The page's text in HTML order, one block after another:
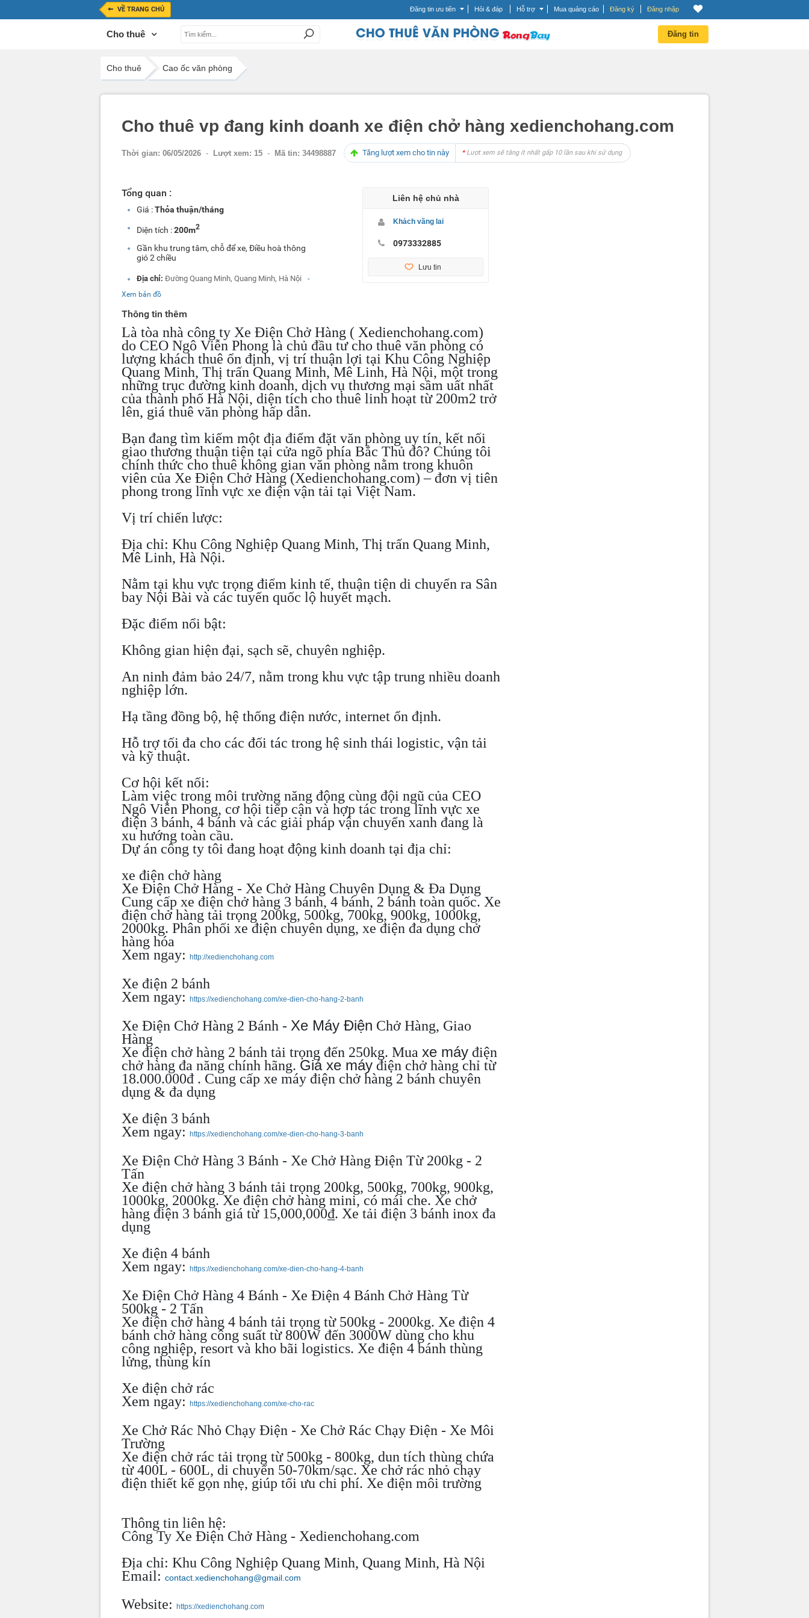
VỀ TRANG CHỦ Đăng tin ưu tiên Hỏi & đáp Hỗ trợ Mua quảng cáo Đăng ký Đăng nhập
Cho thuê Đăng tin
Cho thuê Cao ốc văn phòng
Cho thuê vp đang kinh doanh xe điện chở hàng xedienchohang.com
Thời gian: 06/05/2026 - Lượt xem: 15 - Mã tin: 34498887 Tăng lượt xem cho tin này *Lượt xem sẽ tăng ít nhất gấp 10 lần sau khi sử dụng
Tổng quan :
Giá :Thỏa thuận/tháng
Diện tích :200m2
Gần khu trung tâm, chỗ để xe, Điều hoà thông
gió 2 chiều
Địa chỉ: Đường Quang Minh, Quang Minh, Hà Nội
-
Xem bản đồ
Liên hệ chủ nhà
Khách vãng lai
0973332885
Lưu tin
Thông tin thêm
Là tòa nhà công ty Xe Điện Chở Hàng ( Xedienchohang.com)
do CEO Ngô Viễn Phong là chủ đầu tư cho thuê văn phòng có
lượng khách thuê ổn định, vị trí thuận lợi tại Khu Công Nghiệp
Quang Minh, Thị trấn Quang Minh, Mê Linh, Hà Nội, một trong
những trục đường kinh doanh, dịch vụ thương mại sầm uất nhất
của thành phố Hà Nội, diện tích cho thuê linh hoạt từ 200m2 trở
lên, giá thuê văn phòng hấp dẫn.
Bạn đang tìm kiếm một địa điểm đặt văn phòng uy tín, kết nối
giao thương thuận tiện tại cửa ngõ phía Bắc Thủ đô? Chúng tôi
chính thức cho thuê không gian văn phòng nằm trong khuôn
viên của Xe Điện Chở Hàng (Xedienchohang.com) – đơn vị tiên
phong trong lĩnh vực xe điện vận tải tại Việt Nam.
Vị trí chiến lược:
Địa chỉ: Khu Công Nghiệp Quang Minh, Thị trấn Quang Minh,
Mê Linh, Hà Nội.
Nằm tại khu vực trọng điểm kinh tế, thuận tiện di chuyển ra Sân
bay Nội Bài và các tuyến quốc lộ huyết mạch.
Đặc điểm nổi bật:
Không gian hiện đại, sạch sẽ, chuyên nghiệp.
An ninh đảm bảo 24/7, nằm trong khu vực tập trung nhiều doanh
nghiệp lớn.
Hạ tầng đồng bộ, hệ thống điện nước, internet ổn định.
Hỗ trợ tối đa cho các đối tác trong hệ sinh thái logistic, vận tải
và kỹ thuật.
Cơ hội kết nối:
Làm việc trong môi trường năng động cùng đội ngũ của CEO
Ngô Viễn Phong, cơ hội tiếp cận và hợp tác trong lĩnh vực xe
điện 3 bánh, 4 bánh và các giải pháp vận chuyển xanh đang là
xu hướng toàn cầu.
Dự án công ty tôi đang hoạt động kinh doanh tại địa chỉ:
xe điện chở hàng
Xe Điện Chở Hàng - Xe Chở Hàng Chuyên Dụng & Đa Dụng
Cung cấp xe điện chở hàng 3 bánh, 4 bánh, 2 bánh toàn quốc. Xe
điện chở hàng tải trọng 200kg, 500kg, 700kg, 900kg, 1000kg,
2000kg. Phân phối xe điện chuyên dụng, xe điện đa dụng chở
hàng hóa
Xem ngay: http://xedienchohang.com
Xe điện 2 bánh
Xem ngay: https://xedienchohang.com/xe-dien-cho-hang-2-banh
Xe Điện Chở Hàng 2 Bánh - Xe Máy Điện Chở Hàng, Giao
Hàng
Xe điện chở hàng 2 bánh tải trọng đến 250kg. Mua xe máy điện
chở hàng đa năng chính hãng. Giá xe máy điện chở hàng chỉ từ
18.000.000đ . Cung cấp xe máy điện chở hàng 2 bánh chuyên
dụng & đa dụng
Xe điện 3 bánh
Xem ngay: https://xedienchohang.com/xe-dien-cho-hang-3-banh
Xe Điện Chở Hàng 3 Bánh - Xe Chở Hàng Điện Từ 200kg - 2
Tấn
Xe điện chở hàng 3 bánh tải trọng 200kg, 500kg, 700kg, 900kg,
1000kg, 2000kg. Xe điện chở hàng mini, có mái che. Xe chở
hàng điện 3 bánh giá từ 15,000,000₫. Xe tải điện 3 bánh inox đa
dụng
Xe điện 4 bánh
Xem ngay: https://xedienchohang.com/xe-dien-cho-hang-4-banh
Xe Điện Chở Hàng 4 Bánh - Xe Điện 4 Bánh Chở Hàng Từ
500kg - 2 Tấn
Xe điện chở hàng 4 bánh tải trọng từ 500kg - 2000kg. Xe điện 4
bánh chở hàng công suất từ 800W đến 3000W dùng cho khu
công nghiệp, resort và kho bãi logistics. Xe điện 4 bánh thùng
lửng, thùng kín
Xe điện chở rác
Xem ngay: https://xedienchohang.com/xe-cho-rac
Xe Chở Rác Nhỏ Chạy Điện - Xe Chở Rác Chạy Điện - Xe Môi
Trường
Xe điện chở rác tải trọng từ 500kg - 800kg, dun tích thùng chứa
từ 400L - 600L, di chuyển 50-70km/sạc. Xe chở rác nhỏ chạy
điện thiết kế gọn nhẹ, giúp tối ưu chi phí. Xe điện môi trường
Thông tin liên hệ:
Công Ty Xe Điện Chở Hàng - Xedienchohang.com
Địa chỉ: Khu Công Nghiệp Quang Minh, Quang Minh, Hà Nội
Email: contact.xedienchohang@gmail.com
Website: https://xedienchohang.com